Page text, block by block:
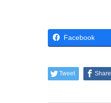
Facebook
Tweet Share